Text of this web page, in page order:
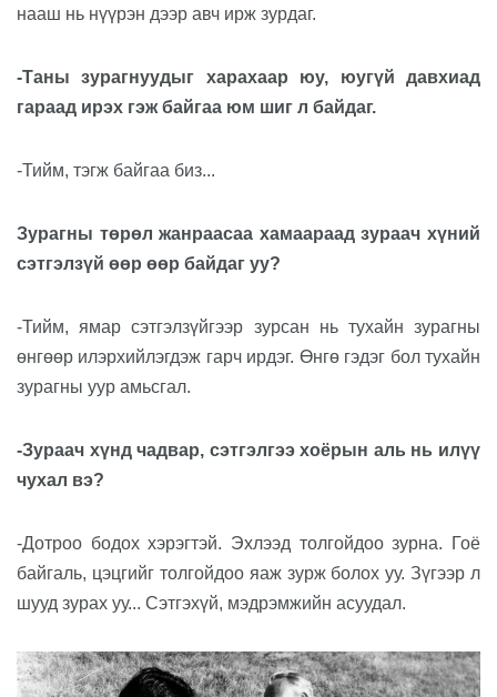
нааш нь нүүрэн дээр авч ирж зурдаг.
-Таны зурагнуудыг харахаар юу, юугүй давхиад
гараад ирэх гэж байгаа юм шиг л байдаг.
-Тийм, тэгж байгаа биз...
Зурагны төрөл жанраасаа хамаараад зураач хүний
сэтгэлзүй өөр өөр байдаг уу?
-Тийм, ямар сэтгэлзүйгээр зурсан нь тухайн зурагны
өнгөөр илэрхийлэгдэж гарч ирдэг. Өнгө гэдэг бол тухайн
зурагны уур амьсгал.
-Зураач хүнд чадвар, сэтгэлгээ хоёрын аль нь илүү
чухал вэ?
-Дотроо бодох хэрэгтэй. Эхлээд толгойдоо зурна. Гоё
байгаль, цэцгийг толгойдоо яаж зурж болох уу. Зүгээр л
шууд зурах уу... Сэтгэхүй, мэдрэмжийн асуудал.